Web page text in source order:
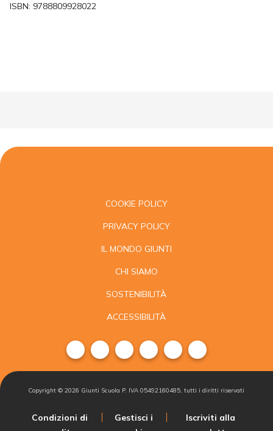
ISBN: 9788809928022
COOKIE POLICY
PRIVACY POLICY
IL MONDO GIUNTI
CHI SIAMO
SOSTENIBILITÀ
ACCESSIBILITÀ
Copyright ©2026 Giunti Scuola P. IVA 05492160485, tutti i diritti riservati
Condizioni di
Gestisci i
Iscriviti alla